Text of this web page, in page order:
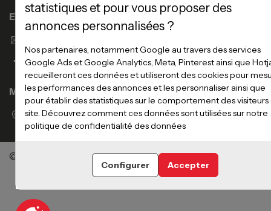
Enseigne Atlas Home
Magasins
Voir la liste des magasins
©Meubles Atlas / Atlas NewcoTous droits réservés
statistiques et pour vous proposer des
annonces personnalisées ?
Nos partenaires, notamment Google au travers des services
Google Ads et Google Analytics, Meta, Pinterest ainsi que
recueilleront ces données et utiliseront des cookies pour
les performances des annonces et les personnaliser ainsi que
pour établir des statistiques sur le comportement des visiteurs
site. Découvrez comment ces données sont utilisées sur notre
politique de confidentialité des données
Configurer Accepter